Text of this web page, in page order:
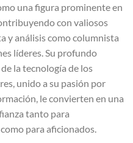
una figura prominente en
con valiosos
y análisis como columnista
líderes. Su profundo
la tecnología de los
unido a su pasión por
le convierten en una
tanto para
para aficionados.